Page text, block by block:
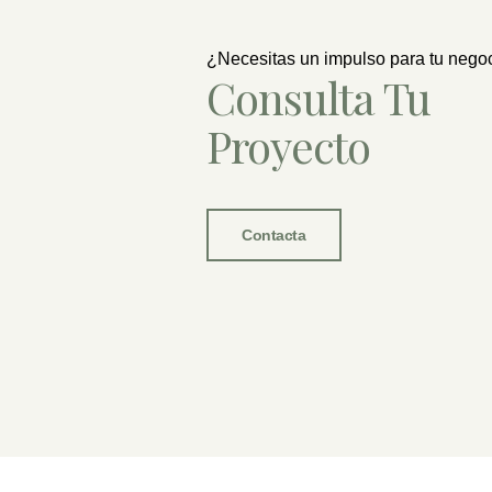
¿Necesitas un impulso para tu
Consulta Tu
Proyecto
Contacta